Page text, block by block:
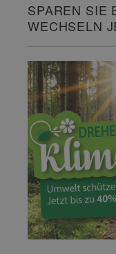
SPAREN SIE
WECHSELN